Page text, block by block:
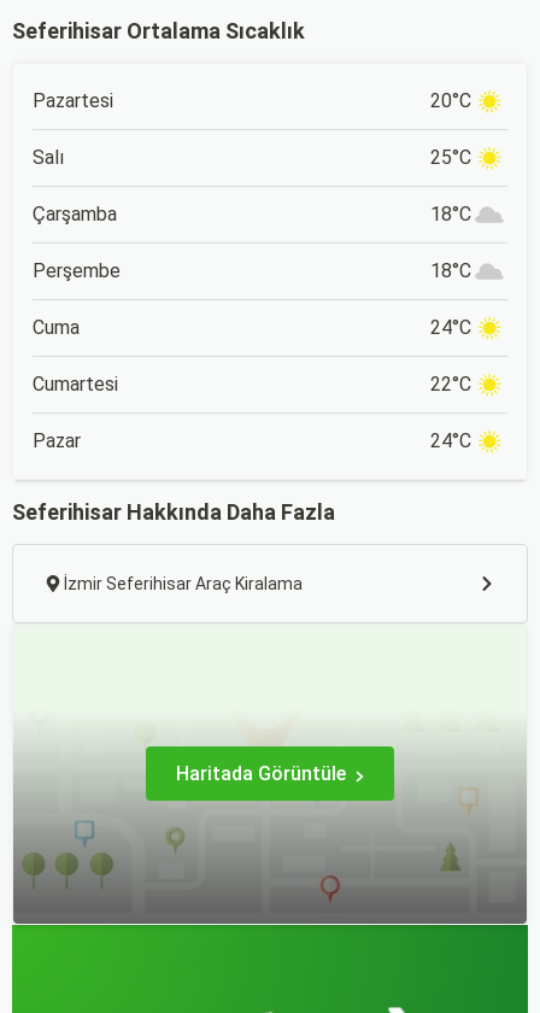
anda bavulları toplayıp yola
etkileyici gösterilerle hayat
Seferihisar Ortalama Sıcaklık
Pazartesi 20°C
Salı 25°C
Çarşamba 18°C
Perşembe 18°C
Cuma 24°C
Cumartesi 22°C
Pazar 24°C
Seferihisar Hakkında Daha Fazla
İzmir Seferihisar Araç Kiralama
Haritada Görüntüle